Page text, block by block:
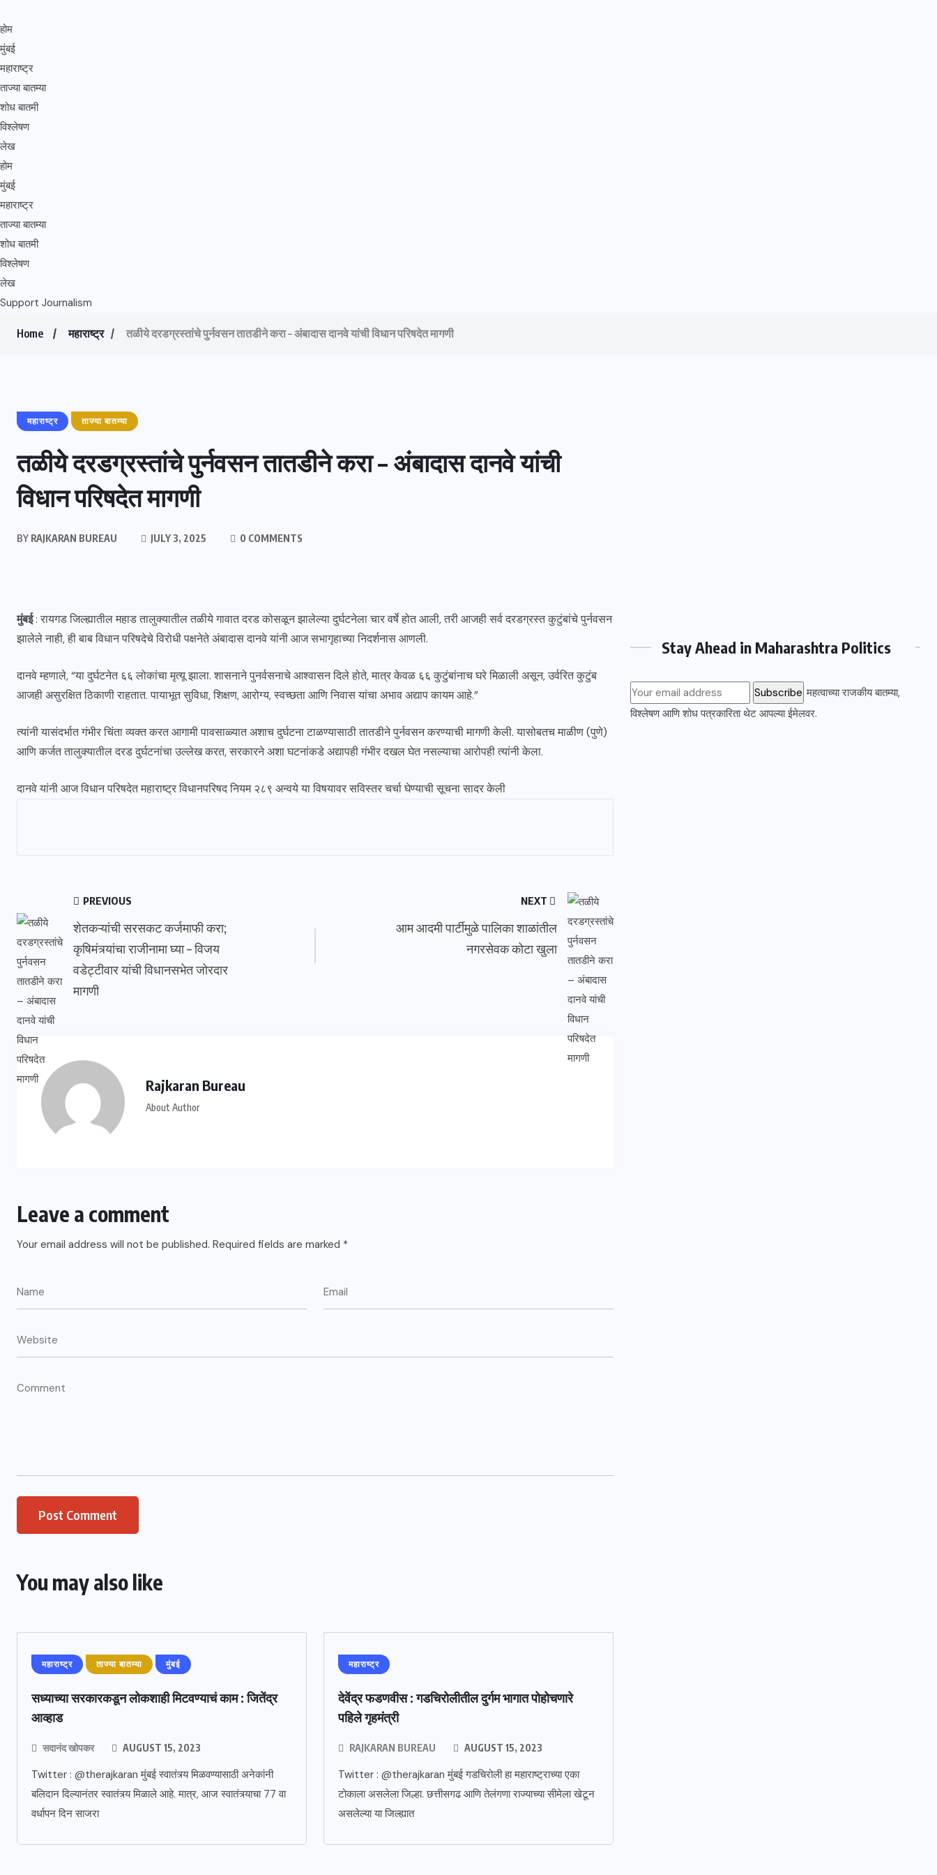
होम
मुंबई
महाराष्ट्र
ताज्या बातम्या
शोध बातमी
विश्लेषण
लेख
होम
मुंबई
महाराष्ट्र
ताज्या बातम्या
शोध बातमी
विश्लेषण
लेख
Support Journalism
Home महाराष्ट्र तळीये दरडग्रस्तांचे पुर्नवसन तातडीने करा – अंबादास दानवे यांची विधान परिषदेत मागणी
महाराष्ट्र ताज्या बातम्या
तळीये दरडग्रस्तांचे पुर्नवसन तातडीने करा – अंबादास दानवे यांची
विधान परिषदेत मागणी
BY RAJKARAN BUREAU JULY 3, 2025 0 COMMENTS
मुंबई: रायगड जिल्ह्यातील महाड तालुक्यातील तळीये गावात दरड कोसळून झालेल्या दुर्घटनेला चार वर्षे होत आली, तरी आजही सर्व दरडग्रस्त कुटुंबांचे पुर्नवसन
झालेले नाही, ही बाब विधान परिषदेचे विरोधी पक्षनेते अंबादास दानवे यांनी आज सभागृहाच्या निदर्शनास आणली.
दानवे म्हणाले, “या दुर्घटनेत ६६ लोकांचा मृत्यू झाला. शासनाने पुनर्वसनाचे आश्वासन दिले होते, मात्र केवळ ६६ कुटुंबांनाच घरे मिळाली असून, उर्वरित कुटुंब
आजही असुरक्षित ठिकाणी राहतात. पायाभूत सुविधा, शिक्षण, आरोग्य, स्वच्छता आणि निवास यांचा अभाव अद्याप कायम आहे.”
त्यांनी यासंदर्भात गंभीर चिंता व्यक्त करत आगामी पावसाळ्यात अशाच दुर्घटना टाळण्यासाठी तातडीने पुर्नवसन करण्याची मागणी केली. यासोबतच माळीण (पुणे)
आणि कर्जत तालुक्यातील दरड दुर्घटनांचा उल्लेख करत, सरकारने अशा घटनांकडे अद्यापही गंभीर दखल घेत नसल्याचा आरोपही त्यांनी केला.
दानवे यांनी आज विधान परिषदेत महाराष्ट्र विधानपरिषद नियम २८९ अन्वये या विषयावर सविस्तर चर्चा घेण्याची सूचना सादर केली
PREVIOUS
शेतकऱ्यांची सरसकट कर्जमाफी करा;
कृषिमंत्र्यांचा राजीनामा घ्या – विजय
वडेट्टीवार यांची विधानसभेत जोरदार
मागणी
NEXT
आम आदमी पार्टीमुळे पालिका शाळांतील
नगरसेवक कोटा खुला
Rajkaran Bureau
About Author
Leave a comment
Your email address will not be published. Required fields are marked *
You may also like
महाराष्ट्र ताज्या बातम्या मुंबई
सध्याच्या सरकारकडून लोकशाही मिटवण्याचं काम : जितेंद्र
आव्हाड
सदानंद खोपकर AUGUST 15, 2023
Twitter : @therajkaran मुंबई स्वातंत्र्य मिळवण्यासाठी अनेकांनी
बलिदान दिल्यानंतर स्वातंत्र्य मिळाले आहे. मात्र, आज स्वातंत्र्याचा 77 वा
वर्धापन दिन साजरा
महाराष्ट्र
देवेंद्र फडणवीस : गडचिरोलीतील दुर्गम भागात पोहोचणारे
पहिले गृहमंत्री
RAJKARAN BUREAU AUGUST 15, 2023
Twitter : @therajkaran मुंबई गडचिरोली हा महाराष्ट्राच्या एका
टोकाला असलेला जिल्हा. छत्तीसगढ आणि तेलंगणा राज्याच्या सीमेला खेटून
असलेल्या या जिल्ह्यात
Stay Ahead in Maharashtra Politics
महत्वाच्या राजकीय बातम्या,
विश्लेषण आणि शोध पत्रकारिता थेट आपल्या ईमेलवर.